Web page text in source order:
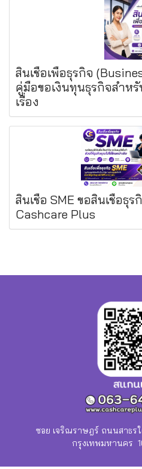
สินเชื่อเพื่อธุรกิจ
คู่มือขอเงินทุนธุรกิจสำห
เรื่อง
สินเชื่อ SME ขอสินเชื่อธุร
Cashcare Plus
ซอย เจริณราษฎร์ ถนนสาธร
กรุงเทพมหานคร